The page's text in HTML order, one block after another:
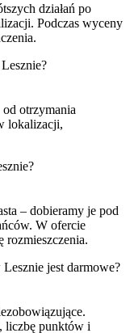
działań po
Podczas wyceny
otrzymania
lokalizacji,
– dobieramy je pod
W ofercie
rozmieszczenia.
jest darmowe?
liczbę punktów i